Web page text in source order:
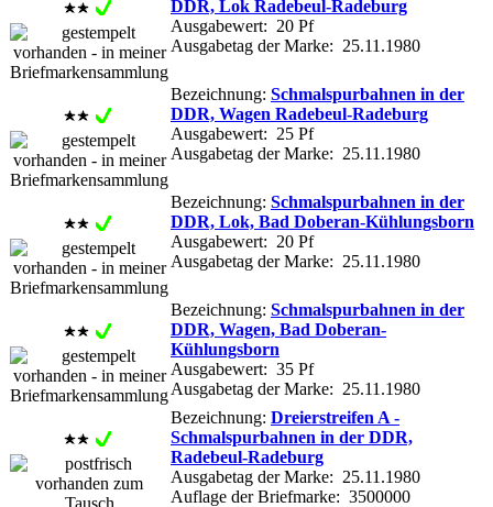
DDR, Lok Radebeul-Radeburg
Ausgabewert: 20 Pf
Ausgabetag der Marke: 25.11.1980
Bezeichnung: Schmalspurbahnen in der
DDR, Wagen Radebeul-Radeburg
Ausgabewert: 25 Pf
Ausgabetag der Marke: 25.11.1980
Bezeichnung: Schmalspurbahnen in der
DDR, Lok, Bad Doberan-Kühlungsborn
Ausgabewert: 20 Pf
Ausgabetag der Marke: 25.11.1980
Bezeichnung: Schmalspurbahnen in der
DDR, Wagen, Bad Doberan-
Kühlungsborn
Ausgabewert: 35 Pf
Ausgabetag der Marke: 25.11.1980
Bezeichnung: Dreierstreifen A -
Schmalspurbahnen in der DDR,
Radebeul-Radeburg
Ausgabetag der Marke: 25.11.1980
Auflage der Briefmarke: 3500000